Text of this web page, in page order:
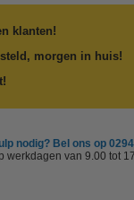
klanten!
morgen in huis!
nodig? Bel ons op
werkdagen van 9.00 tot